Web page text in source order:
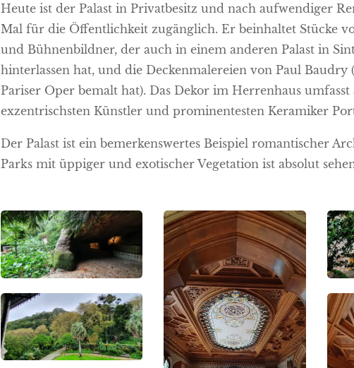
Heute ist der Palast in Privatbesitz und nach aufwendiger
Mal für die Öffentlichkeit zugänglich. Er beinhaltet Stücke
und Bühnenbildner, der auch in einem anderen Palast in
hinterlassen hat, und die Deckenmalereien von Paul
Pariser Oper bemalt hat). Das Dekor im Herrenhaus
exzentrischsten Künstler und prominentesten Keramiker
Der Palast ist ein bemerkenswertes Beispiel romantischer
Parks mit üppiger und exotischer Vegetation ist absolut